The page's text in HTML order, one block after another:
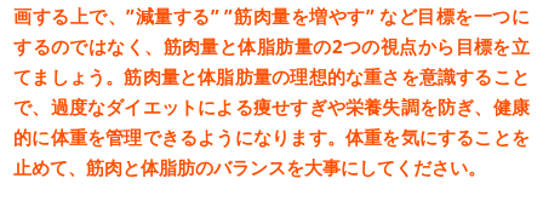
画する上で、”減量する” ”筋肉量を増やす” など目標を一つに
するのではなく、筋肉量と体脂肪量の2つの視点から目標を立
てましょう。筋肉量と体脂肪量の理想的な重さを意識すること
で、過度なダイエットによる痩せすぎや栄養失調を防ぎ、健康
的に体重を管理できるようになります。体重を気にすることを
止めて、筋肉と体脂肪のバランスを大事にしてください。